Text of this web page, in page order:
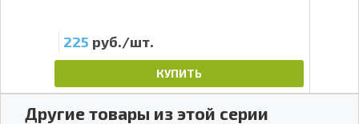
225 руб./шт.
КУПИТЬ
Другие товары из этой серии